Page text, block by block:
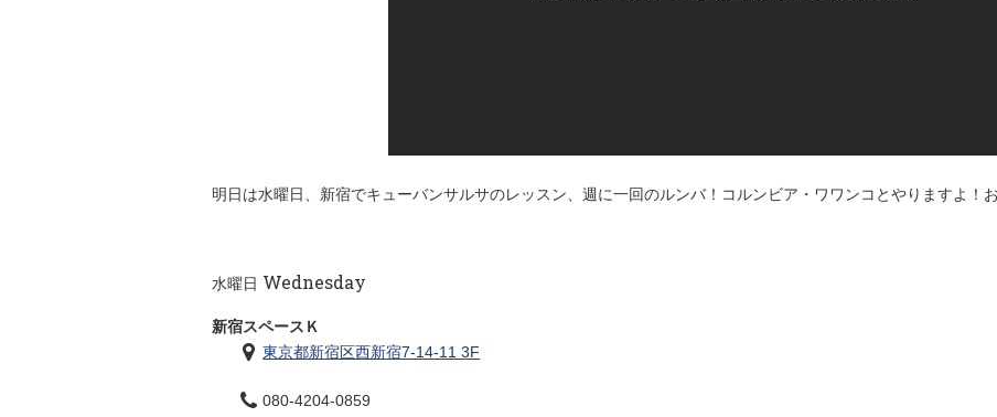
明日は水曜日、新宿でキューバンサルサのレッスン、週に一回のルンバ！コルンビア・ワワンコとやりますよ！
水曜日 Wednesday
新宿スペースＫ
東京都新宿区西新宿7-14-11 3F
080-4204-0859